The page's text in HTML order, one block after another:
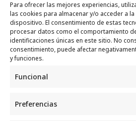
Para ofrecer las mejores experiencias,
las cookies para almacenar y/o acceder a
dispositivo. El consentimiento de estas
procesar datos como el comportamiento
identificaciones únicas en este sitio. No
consentimiento, puede afectar
y funciones.
Funcional
Preferencias
SERVICIOS
Recogida e intercambio de ropa y
INFORMACIÓN
Política de privacidad
CONTACTO